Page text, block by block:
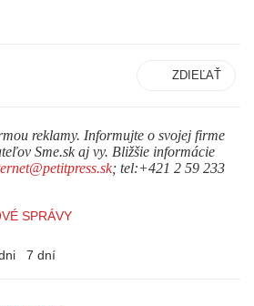
ZDIEĽAŤ
reklamy. Informujte o svojej firme
Sme.sk aj vy. Bližšie informácie
; tel:+421 2 59 233
SPRÁVY
7 dní